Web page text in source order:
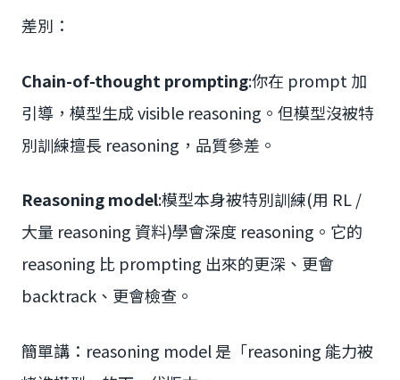
差別：
Chain-of-thought prompting:你在 prompt 加
引導，模型生成 visible reasoning。但模型沒被特
別訓練擅長 reasoning，品質參差。
Reasoning model:模型本身被特別訓練(用 RL /
大量 reasoning 資料)學會深度 reasoning。它的
reasoning 比 prompting 出來的更深、更會
backtrack、更會檢查。
簡單講：reasoning model 是「reasoning 能力被